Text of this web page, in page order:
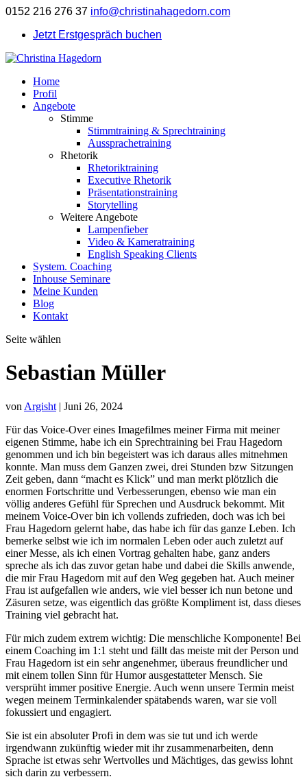
0152 216 276 37 info@christinahagedorn.com
Jetzt Erstgespräch buchen
Home
Profil
Angebote
Stimme
Stimmtraining & Sprechtraining
Aussprachetraining
Rhetorik
Rhetoriktraining
Executive Rhetorik
Präsentationstraining
Storytelling
Weitere Angebote
Lampenfieber
Video & Kameratraining
English Speaking Clients
System. Coaching
Inhouse Seminare
Meine Kunden
Blog
Kontakt
Seite wählen
Sebastian Müller
von Argisht | Juni 26, 2024
Für das Voice-Over eines Imagefilmes meiner Firma mit meiner
eigenen Stimme, habe ich ein Sprechtraining bei Frau Hagedorn
genommen und ich bin begeistert was ich daraus alles mitnehmen
konnte. Man muss dem Ganzen zwei, drei Stunden bzw Sitzungen
Zeit geben, dann “macht es Klick” und man merkt plötzlich die
enormen Fortschritte und Verbesserungen, ebenso wie man ein
völlig anderes Gefühl für Sprechen und Ausdruck bekommt. Mit
meinem Voice-Over bin ich vollends zufrieden, doch was ich bei
Frau Hagedorn gelernt habe, das habe ich für das ganze Leben. Ich
bemerke selbst wie ich im normalen Leben oder auch zuletzt auf
einer Messe, als ich einen Vortrag gehalten habe, ganz anders
spreche als ich das zuvor getan habe und dabei die Skills anwende,
die mir Frau Hagedorn mit auf den Weg gegeben hat. Auch meiner
Frau ist aufgefallen wie anders, wie viel besser ich nun betone und
Zäsuren setze, was eigentlich das größte Kompliment ist, dass dieses
Training viel gebracht hat.
Für mich zudem extrem wichtig: Die menschliche Komponente! Bei
einem Coaching im 1:1 steht und fällt das meiste mit der Person und
Frau Hagedorn ist ein sehr angenehmer, überaus freundlicher und
mit einem tollen Sinn für Humor ausgestatteter Mensch. Sie
versprüht immer positive Energie. Auch wenn unsere Termin meist
wegen meinem Terminkalender spätabends waren, war sie voll
fokussiert und engagiert.
Sie ist ein absoluter Profi in dem was sie tut und ich werde
irgendwann zukünftig wieder mit ihr zusammenarbeiten, denn
Sprache ist etwas sehr Wertvolles und Mächtiges, das gewiss lohnt
sich darin zu verbessern.